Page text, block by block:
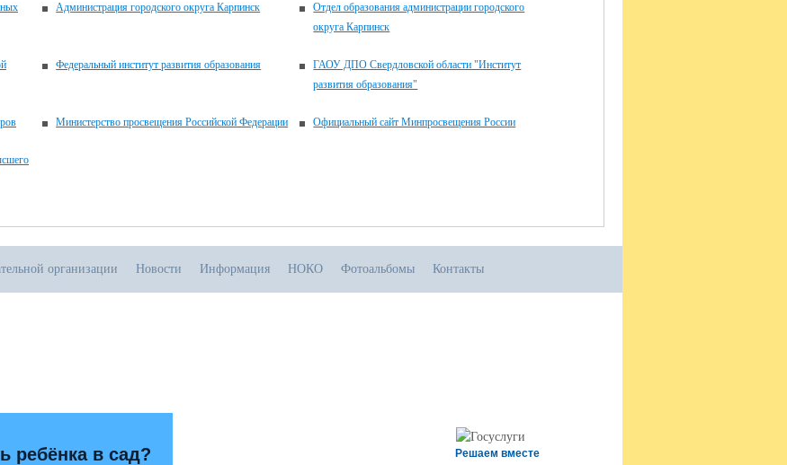
Администрация городского округа Карпинск
Отдел образования администрации городского
округа Карпинск
Федеральный институт развития образования
ГАОУ ДПО Свердловской области "Институт
развития образования"
Министерство просвещения Российской Федерации Официальный сайт Минпросвещения России
организации Новости Информация НОКО Фотоальбомы Контакты
Решаем вместе
ребёнка в сад?